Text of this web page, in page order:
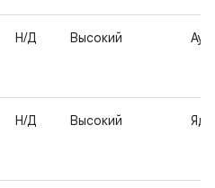
Н/Д Высокий
Н/Д Высокий